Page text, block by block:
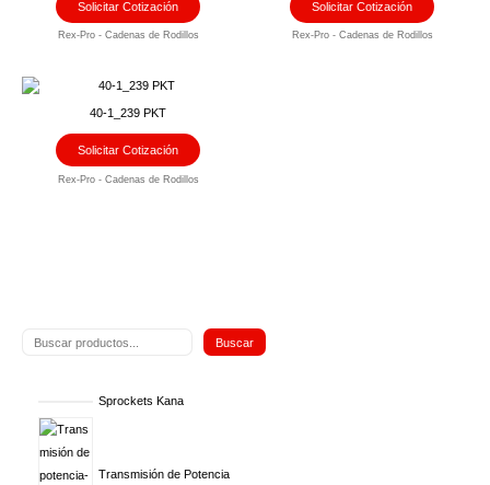
Buscar
Sprockets Kana
Transmisión de Potencia
Solicitar Cotización
Rex-Pro - Cadenas de Rodillos
Solicitar Cotización
Rex-Pro - Cadenas de Rodillos
40-1_239 PKT
Solicitar Cotización
Rex-Pro - Cadenas de Rodillos